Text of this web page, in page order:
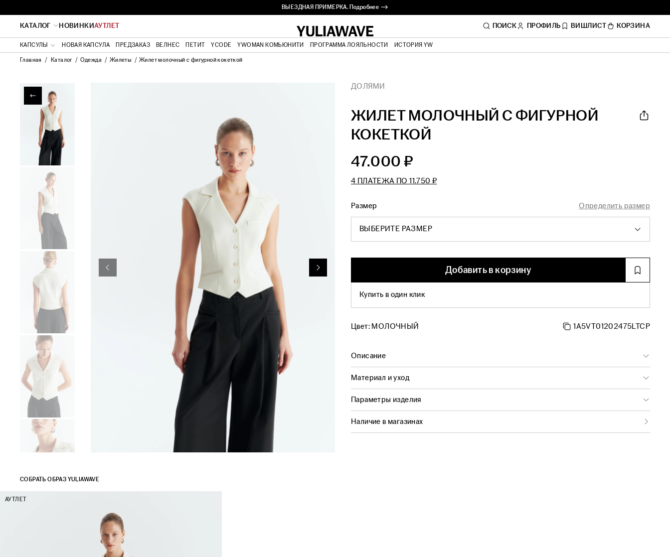
ВЫЕЗДНАЯ ПРИМЕРКА. Подробнее ⟶
КАТАЛОГ НОВИНКИАУТЛЕТ ПОИСК ПРОФИЛЬ ВИШЛИСТ КОРЗИНА
КАПСУЛЫ НОВАЯ КАПСУЛА ПРЕДЗАКАЗ ВЕЛНЕС ПЕТИТ YCODE YWOMAN КОМЬЮНИТИ ПРОГРАММА ЛОЯЛЬНОСТИ ИСТОРИЯ YW
Главная Каталог Одежда Жилеты Жилет молочный с фигурной кокеткой
ДОЛЯМИ
ЖИЛЕТ МОЛОЧНЫЙ С ФИГУРНОЙ
КОКЕТКОЙ
47.000 ₽
4 ПЛАТЕЖА ПО11.750 ₽
Размер Определить размер
ВЫБЕРИТЕ РАЗМЕР
Добавить в корзину
Купить в один клик
Цвет: МОЛОЧНЫЙ 1A5VT01202475LTCP
Описание
Материал и уход
Параметры изделия
Наличие в магазинах
СОБРАТЬ ОБРАЗ YULIAWAVE
АУТЛЕТ